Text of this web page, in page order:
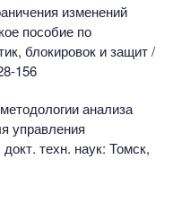
изменений
пособие по
блокировок и защит /
156
анализа
управления
техн. наук: Томск,